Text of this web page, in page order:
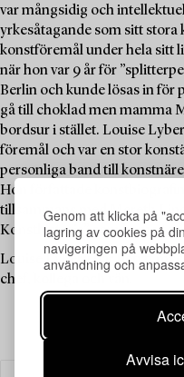
Genom att klicka på
lagring av cookies på
navigeringen på
användning och
Avvisa
var mångsidig och
yrkesåtagande som sitt
konstföremål under hela sitt
när hon var 9 år för
Berlin och kunde lösas in för
gå till choklad men mamma
bordsur i stället. Louise
föremål och var en stor
personliga band till
Hon författade konstbiografin
tillsammans med Mereth
Konsthistoria” som kom ut
Louise Lyberg har betytt
chef, kollega och vän.